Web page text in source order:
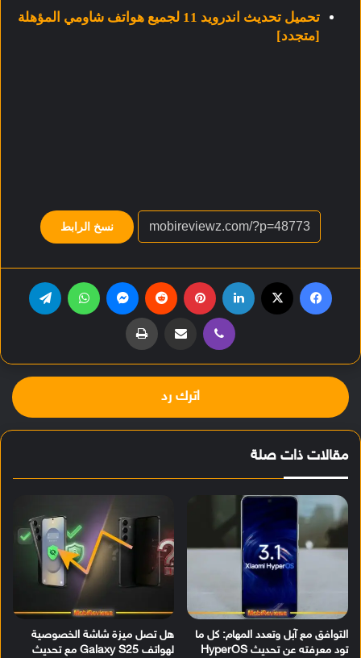
تحميل تحديث اندرويد 11 لجميع هواتف شاومي المؤهلة
[متجدد]
نسخ الرابط
ڤايبر مشاركة عبر البريد طباعة
اترك رد
مقالات ذات صلة
التوافق مع آبل وتعدد المهام: كل ما
تود معرفته عن تحديث HyperOS
هل تصل ميزة شاشة الخصوصية
لهواتف Galaxy S25 مع تحديث